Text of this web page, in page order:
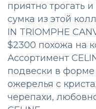
приятно трогать
сумка из этой
IN TRIOMPHE
$2300 похожа на
Ассортимент
подвески в форме
ожерелья с
черепахи,